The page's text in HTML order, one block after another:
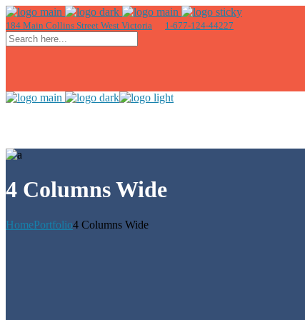
184 Main Collins Street West Victoria 1-677-124-44227
4 Columns Wide
HomePortfolio4 Columns Wide